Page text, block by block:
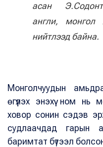
асан
англи, монгол
нийтлээд байна.
Монголчуудын
өгүүлэх энэхүү ном нь
ховор сонин сэдэв
судлаачдад гарын
баримтат бүтээл